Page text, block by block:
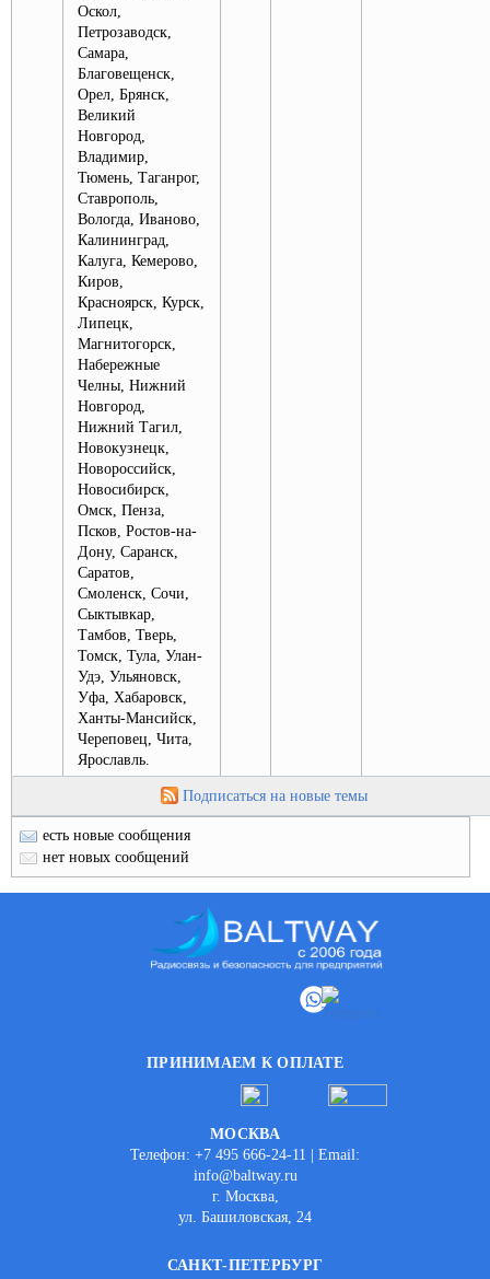
Оскол,
Петрозаводск,
Самара,
Благовещенск,
Орел, Брянск,
Великий
Новгород,
Владимир,
Тюмень, Таганрог,
Ставрополь,
Вологда, Иваново,
Калининград,
Калуга, Кемерово,
Киров,
Красноярск, Курск,
Липецк,
Магнитогорск,
Набережные
Челны, Нижний
Новгород,
Нижний Тагил,
Новокузнецк,
Новороссийск,
Новосибирск,
Омск, Пенза,
Псков, Ростов-на-
Дону, Саранск,
Саратов,
Смоленск, Сочи,
Сыктывкар,
Тамбов, Тверь,
Томск, Тула, Улан-
Удэ, Ульяновск,
Уфа, Хабаровск,
Ханты-Мансийск,
Череповец, Чита,
Ярославль.
Подписаться на новые темы
есть новые сообщения
нет новых сообщений
ПРИНИМАЕМ К ОПЛАТЕ
МОСКВА
Телефон: +7 495 666-24-11 | Email:
info@baltway.ru
г. Москва,
ул. Башиловская, 24
САНКТ-ПЕТЕРБУРГ